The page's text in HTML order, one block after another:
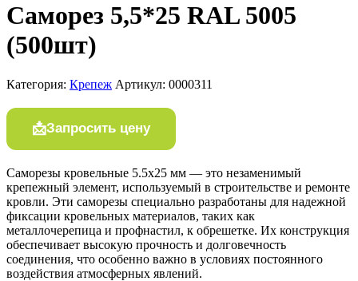
Саморез 5,5*25 RAL 5005
(500шт)
Категория: Крепеж Артикул: 0000311
Запросить цену
Саморезы кровельные 5.5х25 мм — это незаменимый
крепежный элемент, используемый в строительстве и ремонте
кровли. Эти саморезы специально разработаны для надежной
фиксации кровельных материалов, таких как
металлочерепица и профнастил, к обрешетке. Их конструкция
обеспечивает высокую прочность и долговечность
соединения, что особенно важно в условиях постоянного
воздействия атмосферных явлений.